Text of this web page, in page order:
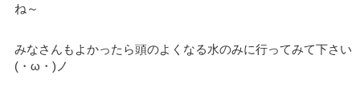
ね～
みなさんもよかったら頭のよくなる水のみに行ってみて下さい
(・ω・)ノ